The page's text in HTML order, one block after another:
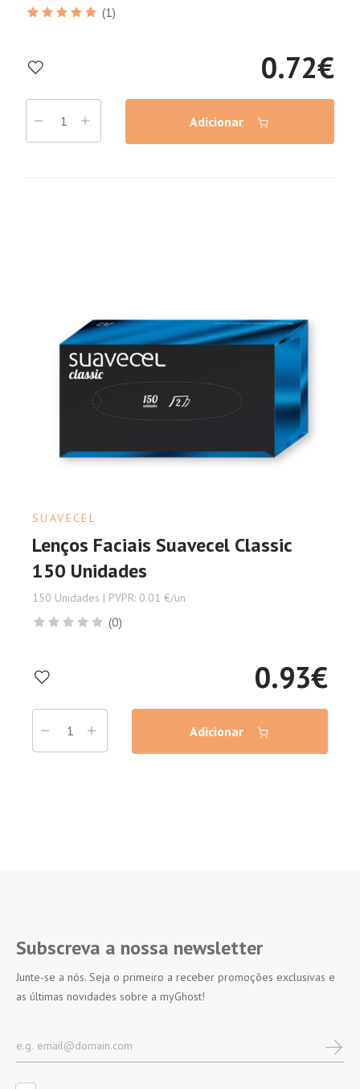
(1)
0.72€
Adicionar
SUAVECEL
Lenços Faciais Suavecel Classic
150 Unidades
150 Unidades | PVPR: 0.01 €/un
(0)
0.93€
Adicionar
Subscreva a nossa newsletter
Junte-se a nós. Seja o primeiro a receber promoções exclusivas e
as últimas novidades sobre a myGhost!